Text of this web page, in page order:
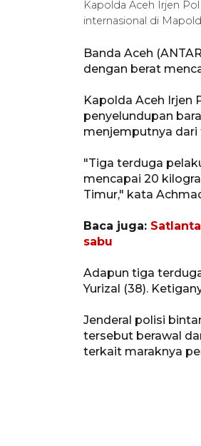
Kapolda Aceh Irjen
internasional di
Banda Aceh
dengan berat
Kapolda Aceh Irjen
penyelundupan
menjemputnya dari
"Tiga terduga
mencapai 20
Timur," kata
Baca juga:
sabu
Adapun tiga
Yurizal (38).
Jenderal polisi
tersebut berawal
terkait maraknya